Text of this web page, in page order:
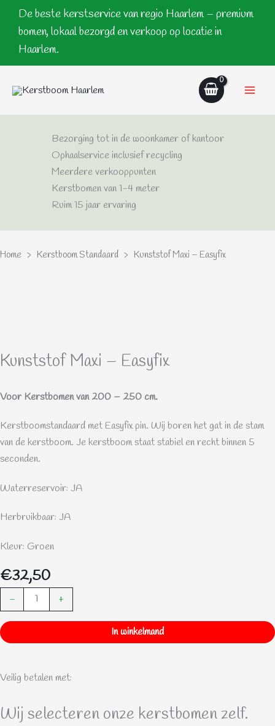
inhoud
De beste kerstservice van regio Haarlem – premium
bomen, lokaal bezorgd en verkoop op locatie in
Haarlem.
Bezorging tot in de woonkamer of kantoor
Ophaalservice inclusief recycling
Meerdere verkooppunten
Kerstbomen van 1-4 meter
Ruim 15 jaar ervaring
Home > Kerstboom Standaard > Kunststof Maxi – Easyfix
Kunststof Maxi – Easyfix
Voor Kerstbomen van 200 – 250 cm.
Kerstboomstandaard met Easyfix pin. Wij boren het gat in de stam
van de kerstboom. Je kerstboom staat stabiel en recht binnen 5
seconden.
Waterreservoir: JA
Herbruikbaar: JA
Kleur: Groen
€32,50
-
Kunststof
Maxi
-
Easyfix
+
In winkelmand
Veilig betalen met:
Wij selecteren onze kerstbomen zelf.